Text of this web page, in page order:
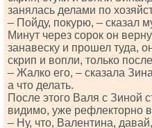
занялась делами по
– Пойду, покурю, – сказал
Минут через сорок он
занавеску и прошел туда,
скрип и вопли, только
– Жалко его, – сказала
а что делать.
После этого Валя с Зиной
видимо, уже рефлекторно
– Ну, что, Валентина,